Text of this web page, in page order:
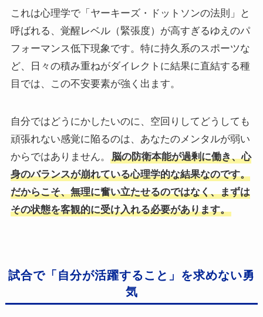
これは心理学で「ヤーキーズ・ドットソンの法則」と
呼ばれる、覚醒レベル（緊張度）が高すぎるゆえのパ
フォーマンス低下現象です。特に持久系のスポーツな
ど、日々の積み重ねがダイレクトに結果に直結する種
目では、この不安要素が強く出ます。
自分ではどうにかしたいのに、空回りしてどうしても
頑張れない感覚に陥るのは、あなたのメンタルが弱い
からではありません。
脳の防衛本能が過剰に働き、心
身のバランスが崩れている心理学的な結果なのです。
だからこそ、無理に奮い立たせるのではなく、まずは
その状態を客観的に受け入れる必要があります。
試合で「自分が活躍すること」を求めない勇
気